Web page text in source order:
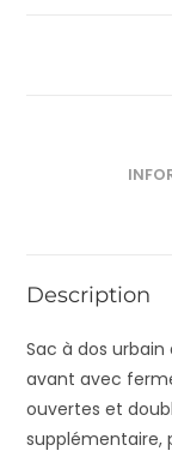
Description
Sac à dos
avant avec
ouvertes et
supplémentaire,